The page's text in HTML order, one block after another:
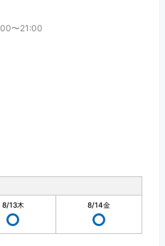
〜21:00
8/13木 8/14金